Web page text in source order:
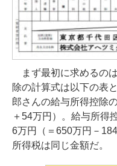
まず最初に求めるの
除の計算式は以下の表
郎さんの給与所得控除
＋54万円）。給与所得
6万円（＝650万円－
所得税は同じ金額だ。